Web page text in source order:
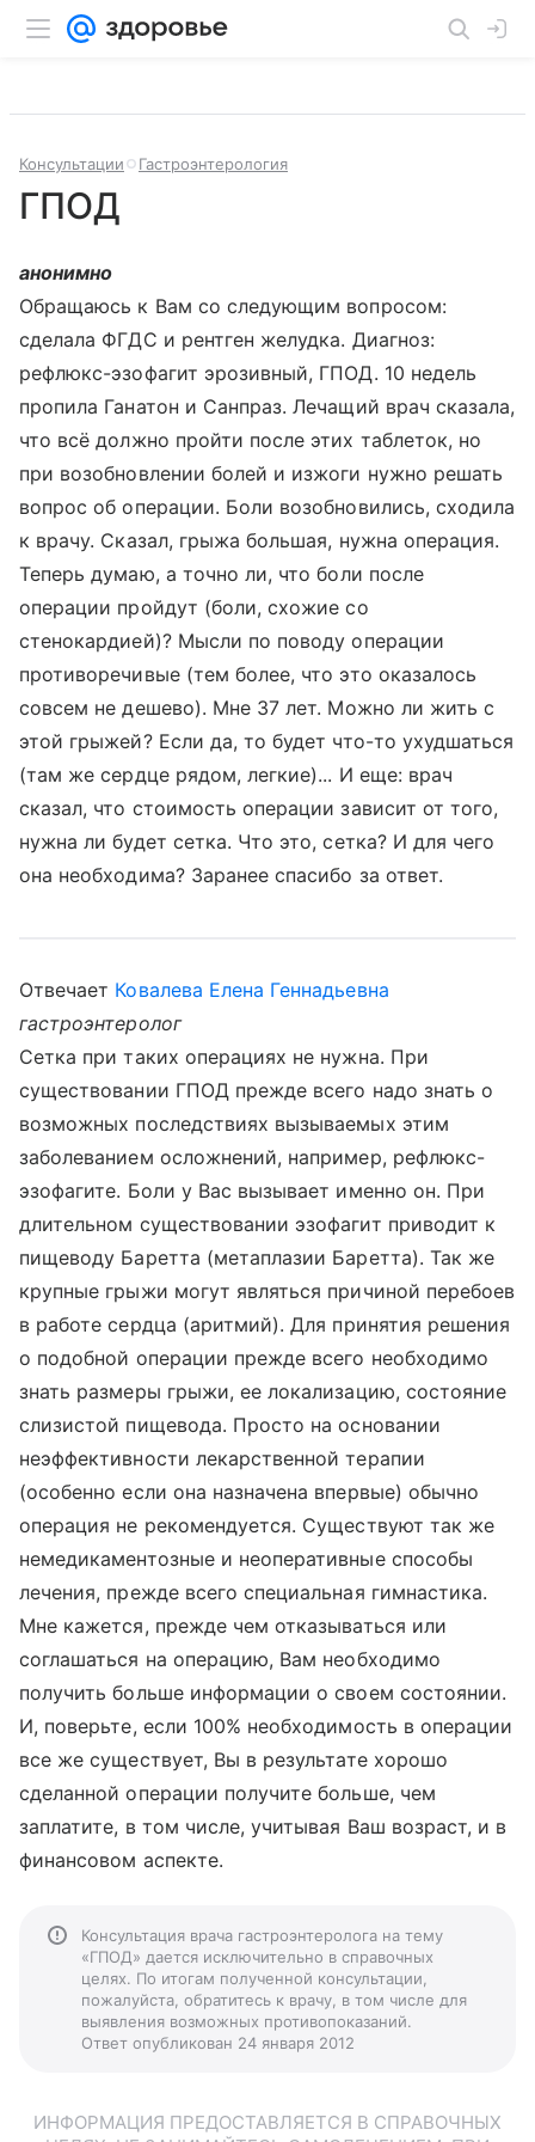
Консультации Гастроэнтерология
ГПОД
анонимно
Обращаюсь к Вам со следующим вопросом:
сделала ФГДС и рентген желудка. Диагноз:
рефлюкс-эзофагит эрозивный, ГПОД. 10 недель
пропила Ганатон и Санпраз. Лечащий врач сказала,
что всё должно пройти после этих таблеток, но
при возобновлении болей и изжоги нужно решать
вопрос об операции. Боли возобновились, сходила
к врачу. Сказал, грыжа большая, нужна операция.
Теперь думаю, а точно ли, что боли после
операции пройдут (боли, схожие со
стенокардией)? Мысли по поводу операции
противоречивые (тем более, что это оказалось
совсем не дешево). Мне 37 лет. Можно ли жить с
этой грыжей? Если да, то будет что-то ухудшаться
(там же сердце рядом, легкие)... И еще: врач
сказал, что стоимость операции зависит от того,
нужна ли будет сетка. Что это, сетка? И для чего
она необходима? Заранее спасибо за ответ.
Отвечает Ковалева Елена Геннадьевна
гастроэнтеролог
Сетка при таких операциях не нужна. При
существовании ГПОД прежде всего надо знать о
возможных последствиях вызываемых этим
заболеванием осложнений, например, рефлюкс-
эзофагите. Боли у Вас вызывает именно он. При
длительном существовании эзофагит приводит к
пищеводу Баретта (метаплазии Баретта). Так же
крупные грыжи могут являться причиной перебоев
в работе сердца (аритмий). Для принятия решения
о подобной операции прежде всего необходимо
знать размеры грыжи, ее локализацию, состояние
слизистой пищевода. Просто на основании
неэффективности лекарственной терапии
(особенно если она назначена впервые) обычно
операция не рекомендуется. Существуют так же
немедикаментозные и неоперативные способы
лечения, прежде всего специальная гимнастика.
Мне кажется, прежде чем отказываться или
соглашаться на операцию, Вам необходимо
получить больше информации о своем состоянии.
И, поверьте, если 100% необходимость в операции
все же существует, Вы в результате хорошо
сделанной операции получите больше, чем
заплатите, в том числе, учитывая Ваш возраст, и в
финансовом аспекте.
Консультация врача гастроэнтеролога на тему
«ГПОД» дается исключительно в справочных
целях. По итогам полученной консультации,
пожалуйста, обратитесь к врачу, в том числе для
выявления возможных противопоказаний.
Ответ опубликован 24 января 2012
ИНФОРМАЦИЯ ПРЕДОСТАВЛЯЕТСЯ В СПРАВОЧНЫХ